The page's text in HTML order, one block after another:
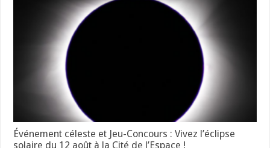
Événement céleste et Jeu-Concours : Vivez l’éclipse
solaire du 12 août à la Cité de l’Espace !